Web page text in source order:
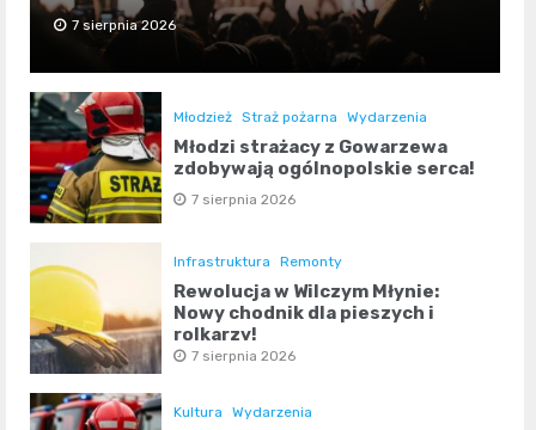
7 sierpnia 2026
Młodzież Straż pożarna Wydarzenia
Młodzi strażacy z Gowarzewa
zdobywają ogólnopolskie serca!
7 sierpnia 2026
Infrastruktura Remonty
Rewolucja w Wilczym Młynie:
Nowy chodnik dla pieszych i
rolkarzy!
7 sierpnia 2026
Kultura Wydarzenia